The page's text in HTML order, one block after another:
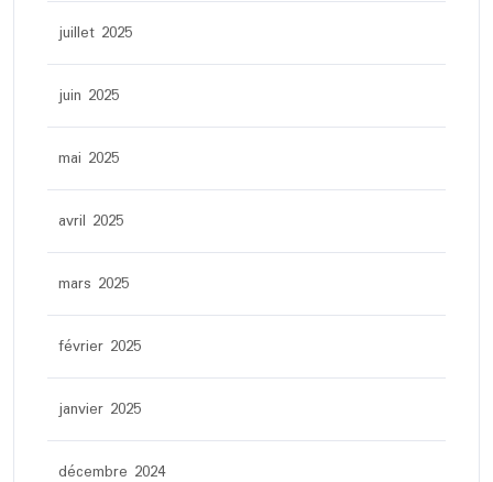
juillet 2025
juin 2025
mai 2025
avril 2025
mars 2025
février 2025
janvier 2025
décembre 2024